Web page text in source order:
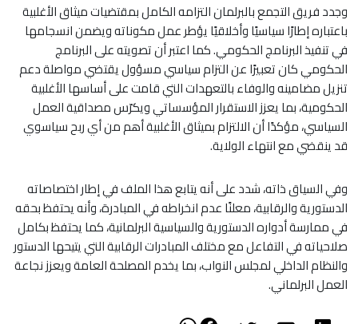
وجدد فريق التجمع بالبرلمان التزامه الكامل بمقتضيات ميثاق الأغلبية
باعتباره إطارًا سياسيًا وأخلاقيًا يؤطر عمل مكوناته ويضمن انسجامها
في تنفيذ البرنامج الحكومي. كما اعتبر أن تصويته على البرنامج
الحكومي كان تعبيرًا عن التزام سياسي مسؤول يقتضي مواصلة دعم
تنزيل مضامينه والوفاء بالتعهدات التي قامت على أساسها الأغلبية
الحكومية، بما يعزز الاستقرار المؤسساتي ويكرّس مصداقية العمل
السياسي، مؤكدًا أن الالتزام بميثاق الأغلبية أهم من أي ربح سياسوي
قد ينقضي مع انتهاء الولاية.
وفي السياق ذاته، شدد على أنه يتابع هذا الملف في إطار اختصاصاته
الدستورية والرقابية، معلنًا عدم انخراطه في المبادرة، وأنه يحتفظ بحقه
في ممارسة أدواره الدستورية والسياسية البرلمانية، كما يحتفظ بكامل
صلاحياته في التفاعل مع مختلف المبادرات الرقابية التي يتيحها الدستور
والنظام الداخلي لمجلس النواب، بما يخدم المصلحة العامة ويعزز نجاعة
العمل البرلماني.